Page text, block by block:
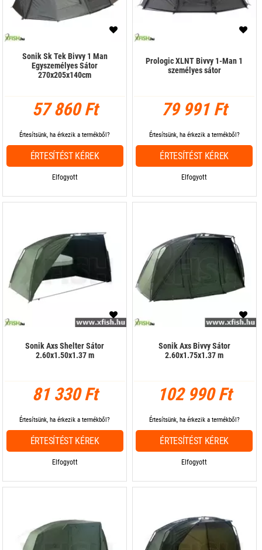
Sonik Sk Tek Bivvy 1 Man
Egyszemélyes Sátor
270x205x140cm
57 860 Ft
Elfogyott
Értesítsünk, ha érkezik a termékből?
ÉRTESÍTÉST KÉREK
Prologic XLNT Bivvy 1-Man 1
személyes sátor
79 991 Ft
Elfogyott
Értesítsünk, ha érkezik a termékből?
ÉRTESÍTÉST KÉREK
Sonik Axs Shelter Sátor
2.60x1.50x1.37 m
81 330 Ft
Elfogyott
Értesítsünk, ha érkezik a termékből?
ÉRTESÍTÉST KÉREK
Sonik Axs Bivvy Sátor
2.60x1.75x1.37 m
102 990 Ft
Elfogyott
Értesítsünk, ha érkezik a termékből?
ÉRTESÍTÉST KÉREK